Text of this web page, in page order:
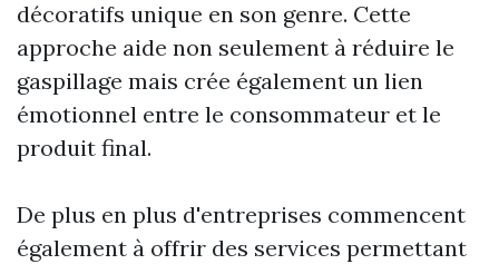
décoratifs unique en son genre. Cette
approche aide non seulement à réduire le
gaspillage mais crée également un lien
émotionnel entre le consommateur et le
produit final.
De plus en plus d'entreprises commencent
également à offrir des services permettant